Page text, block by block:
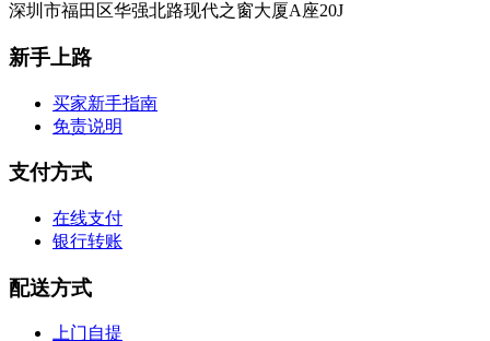
深圳市福田区华强北路现代之窗大厦A座20J
新手上路
买家新手指南
免责说明
支付方式
在线支付
银行转账
配送方式
上门自提